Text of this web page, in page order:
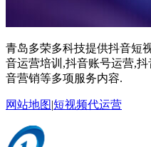
青岛多荣多科技提供抖音短
音运营培训,抖音账号运营,
音营销等多项服务内容.
网站地图|短视频代运营